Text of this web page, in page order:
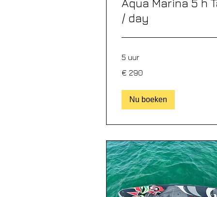
/ day
5 uur
euro
€ 290
Nu boeken